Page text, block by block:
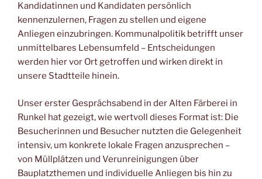
Kandidatinnen und Kandidaten persönlich
kennenzulernen, Fragen zu stellen und eigene
Anliegen einzubringen. Kommunalpolitik betrifft unser
unmittelbares Lebensumfeld – Entscheidungen
werden hier vor Ort getroffen und wirken direkt in
unsere Stadtteile hinein.
Unser erster Gesprächsabend in der Alten Färberei in
Runkel hat gezeigt, wie wertvoll dieses Format ist: Die
Besucherinnen und Besucher nutzten die Gelegenheit
intensiv, um konkrete lokale Fragen anzusprechen –
von Müllplätzen und Verunreinigungen über
Bauplatzthemen und individuelle Anliegen bis hin zu